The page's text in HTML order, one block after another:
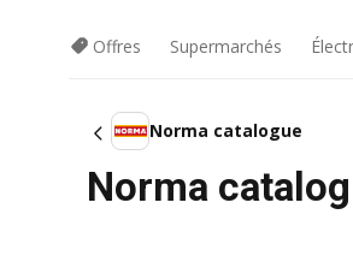
Offres Supermarchés
Norma catalogue
Norma